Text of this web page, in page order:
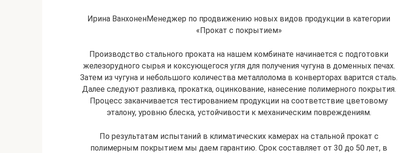
Ирина ВанхоненМенеджер по продвижению новых видов продукции в категории
«Прокат с покрытием»
Производство стального проката на нашем комбинате начинается с подготовки
железорудного сырья и коксующегося угля для получения чугуна в доменных печах.
Затем из чугуна и небольшого количества металлолома в конверторах варится сталь.
Далее следуют разливка, прокатка, оцинкование, нанесение полимерного покрытия.
Процесс заканчивается тестированием продукции на соответствие цветовому
эталону, уровню блеска, устойчивости к механическим повреждениям.
По результатам испытаний в климатических камерах на стальной прокат с
полимерным покрытием мы даем гарантию. Срок составляет от 30 до 50 лет, в